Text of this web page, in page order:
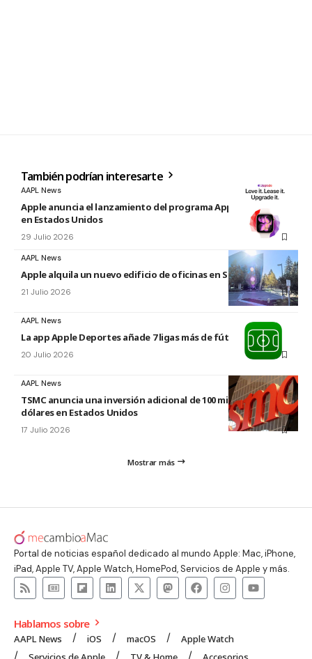
También podrían interesarte
AAPL News
Apple anuncia el lanzamiento del programa Apple Upgrade
en Estados Unidos
29 Julio 2026
AAPL News
Apple alquila un nuevo edificio de oficinas en Sunnyvale
21 Julio 2026
AAPL News
La app Apple Deportes añade 7 ligas más de fútbol
20 Julio 2026
AAPL News
TSMC anuncia una inversión adicional de 100 mil millones de
dólares en Estados Unidos
17 Julio 2026
Mostrar más
Portal de noticias español dedicado al mundo Apple: Mac, iPhone,
iPad, Apple TV, Apple Watch, HomePod, Servicios de Apple y más.
Hablamos sobre
AAPL News iOS macOS
Apple Watch